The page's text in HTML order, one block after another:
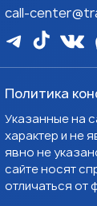
call-
Политика
Указанные на
характер и не
явно не
сайте носят
отличаться от